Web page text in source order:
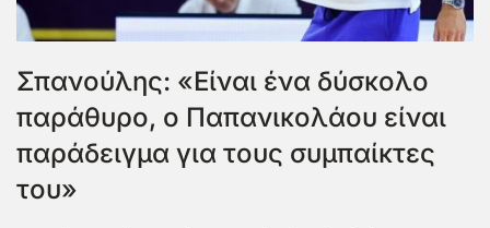
Σπανούλης: «Είναι ένα δύσκολο
παράθυρο, ο Παπανικολάου είναι
παράδειγμα για τους συμπαίκτες
του»